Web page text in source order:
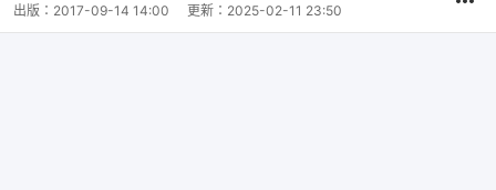
出版： 2017-09-14 14:00 更新： 2025-02-11 23:50